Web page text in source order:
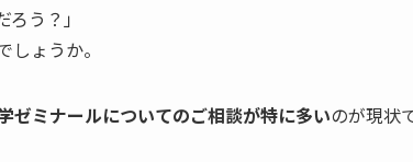
う？」
ょうか。
ゼミナールについてのご相談が特に多いのが現状